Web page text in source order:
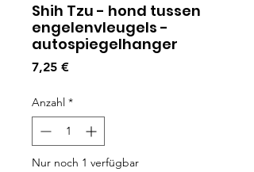
Shih Tzu - hond tussen
engelenvleugels -
autospiegelhanger
7,25 €Preis
Anzahl *
Nur noch 1 verfügbar